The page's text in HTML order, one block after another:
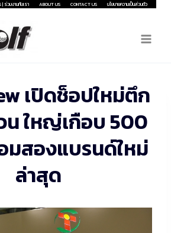
| ร่วมงานกับเรา ABOUT US CONTACT US นโยบายความเป็นส่วนตัว
เปิดช็อปใหม่ตึก
น ใหญ่เกือบ 500
มสองแบรนด์ใหม่
ล่าสุด